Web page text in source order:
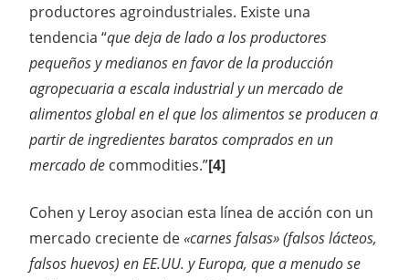
productores agroindustriales. Existe una
tendencia “que deja de lado a los productores
pequeños y medianos en favor de la producción
agropecuaria a escala industrial y un mercado de
alimentos global en el que los alimentos se producen a
partir de ingredientes baratos comprados en un
mercado de commodities.”[4]
Cohen y Leroy asocian esta línea de acción con un
mercado creciente de«carnes falsas» (falsos lácteos,
falsos huevos) en EE.UU. y Europa, que a menudo se